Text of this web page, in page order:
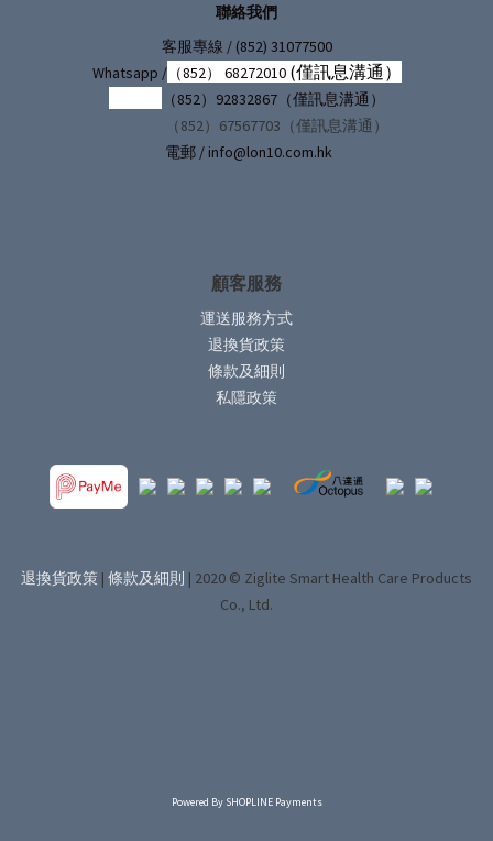
聯絡我們
客服專線 / (852) 31077500
Whatsapp /（852） 68272010 (僅訊息溝通）
（852）92832867（僅訊息溝通）
（852）67567703（僅訊息溝通）
電郵 / info@lon10.com.hk
顧客服務
運送服務方式
退換貨政策
條款及細則
私隱政策
退換貨政策 | 條款及細則 | 2020 © Ziglite Smart Health Care Products
Co., Ltd.
Powered By SHOPLINE Payments